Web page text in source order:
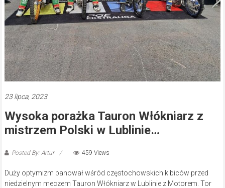
23 lipca, 2023
Wysoka porażka Tauron Włókniarz z
mistrzem Polski w Lublinie…
Posted By: Artur 459 Views
Duży optymizm panował wśród częstochowskich kibiców przed
niedzielnym meczem Tauron Włókniarz w Lublinie z Motorem. Tor